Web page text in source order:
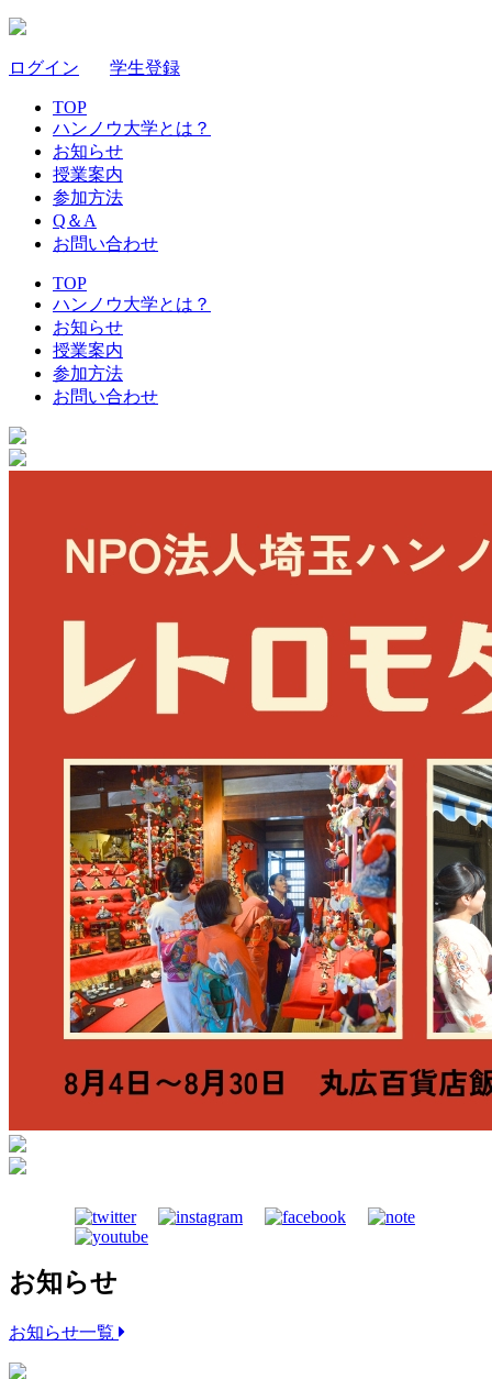
ログイン 学生登録
TOP
ハンノウ大学とは？
お知らせ
授業案内
参加方法
Q＆A
お問い合わせ
TOP
ハンノウ大学とは？
お知らせ
授業案内
参加方法
お問い合わせ
お知らせ
お知らせ一覧